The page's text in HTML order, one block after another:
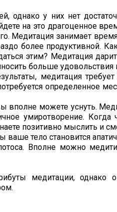
однако у них нет
на это драгоценное
Медитация занимает
более продуктивной.
этим? Медитация
больше удовольствия
медитация
определенное
вполне можете уснуть.
умиротворение.
позитивно мыслить и
ваше тело становится
Вполне можно
медитации, однако